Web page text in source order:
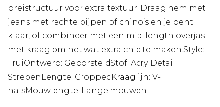
breistructuur voor extra textuur. Draag hem met
jeans met rechte pijpen of chino’s en je bent
klaar, of combineer met een mid-length overjas
met kraag om het wat extra chic te maken.Style:
TruiOntwerp: GeborsteldStof: AcrylDetail:
StrepenLengte: CroppedKraaglijn: V-
halsMouwlengte: Lange mouwen